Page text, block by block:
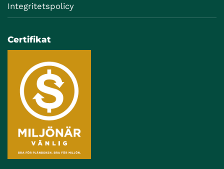
Integritetspolicy
Certifikat